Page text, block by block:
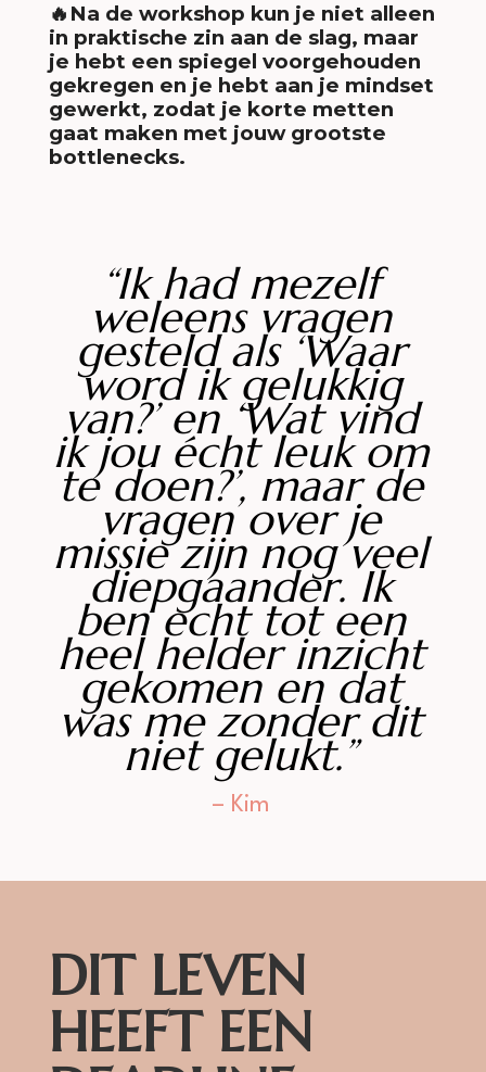
🔥Na de workshop kun je niet alleen
in praktische zin aan de slag, maar
je hebt een spiegel voorgehouden
gekregen en je hebt aan je mindset
gewerkt, zodat je korte metten
gaat maken met jouw grootste
bottlenecks.
“Ik had mezelf
weleens vragen
gesteld als ‘Waar
word ik gelukkig
van?’ en ‘Wat vind
ik jou écht leuk om
te doen?’, maar de
vragen over je
missie zijn nog veel
diepgaander. Ik
ben echt tot een
heel helder inzicht
gekomen en dat
was me zonder dit
niet gelukt.”
– Kim
DIT LEVEN
HEEFT EEN